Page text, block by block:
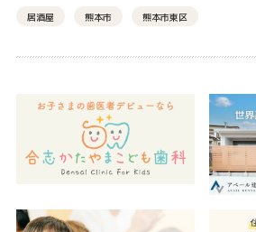
居酒屋 熊本市 熊本市東区